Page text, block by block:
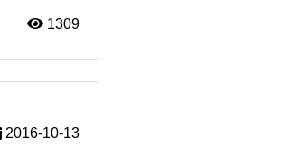
1309
2016-10-13